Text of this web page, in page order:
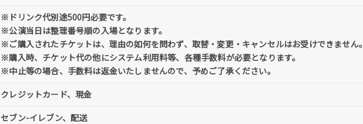
※ドリンク代別途500円必要です。
※公演当日は整理番号順の入場となります。
※ご購入されたチケットは、理由の如何を問わず、取替・変更・キャンセルはお受けできません。
※購入時、チケット代の他にシステム利用料等、各種手数料が必要となります。
※中止等の場合、手数料は返金いたしませんので、予めご了承ください。
クレジットカード、現金
セブン-イレブン、配送